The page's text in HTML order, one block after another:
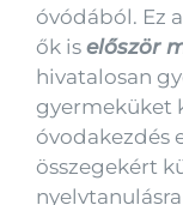
óvódából. Ez
ők is először
hivatalosan
gyermeküket
óvodakezdés
összegekért